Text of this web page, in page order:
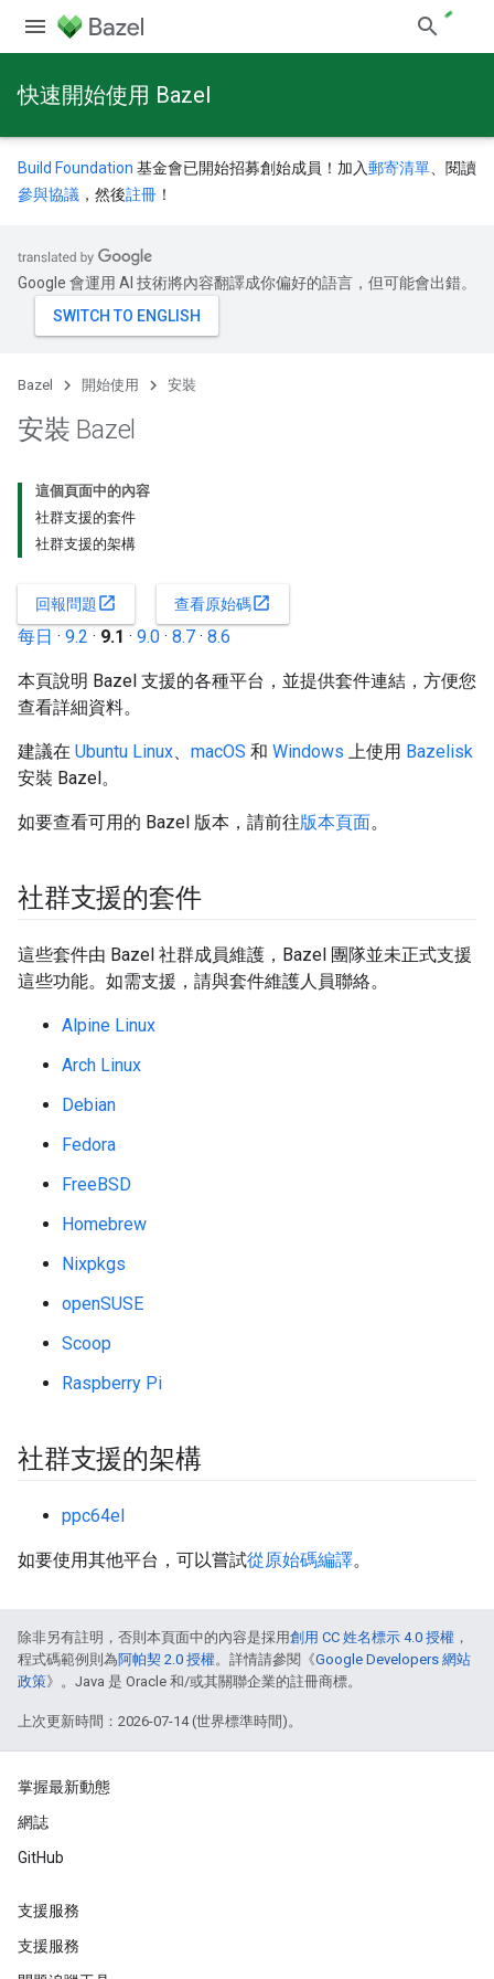
快速開始使用 Bazel
Build Foundation 基金會已開始招募創始成員！加入郵寄清單 、閱讀
參與協議 ，然後註冊 ！
Google 會運用 AI 技術將內容翻譯成你偏好的語言，但可能會出錯。
Bazel 開始使用 安裝
安裝 Bazel
這個頁面中的內容
社群支援的套件
社群支援的架構
回報問題open_in_new 查看原始碼open_in_new
每日 · 9.2 · 9.1 · 9.0 · 8.7 · 8.6
本頁說明 Bazel 支援的各種平台，並提供套件連結，方便您
查看詳細資料。
建議在 Ubuntu Linux、 macOS 和 Windows 上使用 Bazelisk
安裝 Bazel。
如要查看可用的 Bazel 版本，請前往版本頁面。
社群支援的套件
這些套件由 Bazel 社群成員維護，Bazel 團隊並未正式支援
這些功能。如需支援，請與套件維護人員聯絡。
Alpine Linux
Arch Linux
Debian
Fedora
FreeBSD
Homebrew
Nixpkgs
openSUSE
Scoop
Raspberry Pi
社群支援的架構
ppc64el
如要使用其他平台，可以嘗試從原始碼編譯。
除非另有註明，否則本頁面中的內容是採用創用 CC 姓名標示 4.0 授權 ，
程式碼範例則為阿帕契 2.0 授權。詳情請參閱《Google Developers 網站
政策》。Java 是 Oracle 和/或其關聯企業的註冊商標。
上次更新時間：2026-07-14 (世界標準時間)。
掌握最新動態
網誌
GitHub
支援服務
支援服務